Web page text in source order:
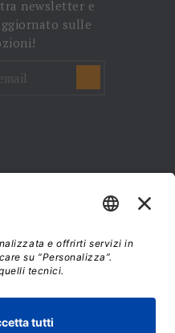
newsletter e
sulle